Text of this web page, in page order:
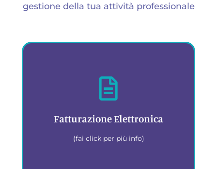
gestione della tua attività professionale
Fatturazione Elettronica
(fai click per più info)